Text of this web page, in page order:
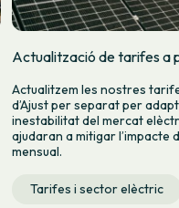
Actualització de tarifes a
Actualitzem les nostres
d’Ajust per separat per
inestabilitat del mercat
ajudaran a mitigar l’impacte
mensual.
Tarifes i sector elèctric